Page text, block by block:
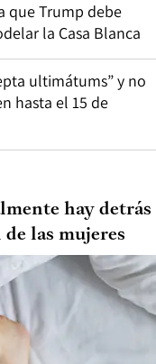
que Trump debe
la Casa Blanca
ultimátums” y no
hasta el 15 de
hay detrás
las mujeres